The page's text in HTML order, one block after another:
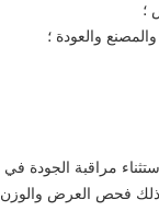
؛
والعودة ؛
مراقبة الجودة
فحص العرض